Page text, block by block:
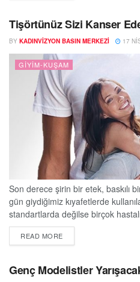
Başkanı Yusuf Yücesoy ve
daveti...
Tişörtünüz Sizi Kanser
BY KADINVIZYON BASIN MERKEZI 17
GIYIM-KUŞAM
Son derece şirin bir etek, baskılı
gün giydiğimiz kıyafetlerde
standartlarda değilse birçok
olabilir. BMS Kimya Genel Müdürü
tartışmalı kimyasallara neden
ile ilişkisini gösteren kesin delil
READ MOREDETAILS
Genç Modelistler